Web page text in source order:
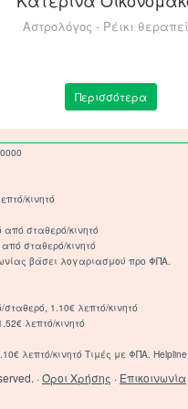
Αστρολόγος - Ρέικι
Περισσότερα
κινητό
σταθερό/κινητό
σταθερό/κινητό
βάσει λογαριασμού προ ΦΠΑ.
1.10€ λεπτό/κινητό
λεπτό/κινητό
λεπτό/κινητό Τιμές με ΦΠΑ.
·Όροι Χρήσης · Επικοινωνία